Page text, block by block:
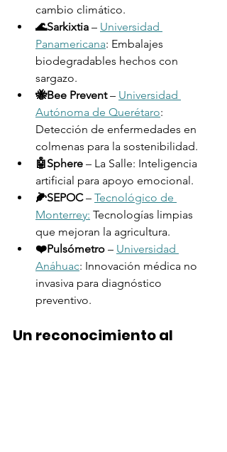
cambio climático.
🌊Sarkixtia – Universidad
Panamericana: Embalajes
biodegradables hechos con
sargazo.
🐝Bee Prevent – Universidad
Autónoma de Querétaro:
Detección de enfermedades en
colmenas para la sostenibilidad.
🤖Sphere – La Salle: Inteligencia
artificial para apoyo emocional.
🌽SEPOC – Tecnológico de
Monterrey: Tecnologías limpias
que mejoran la agricultura.
❤️Pulsómetro – Universidad
Anáhuac: Innovación médica no
invasiva para diagnóstico
preventivo.
Un reconocimiento al